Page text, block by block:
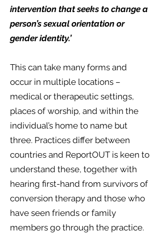
intervention that seeks to change a
person’s sexual orientation or
gender identity.’
This can take many forms and
occur in multiple locations –
medical or therapeutic settings,
places of worship, and within the
individual’s home to name but
three. Practices differ between
countries and ReportOUT is keen to
understand these, together with
hearing first-hand from survivors of
conversion therapy and those who
have seen friends or family
members go through the practice.